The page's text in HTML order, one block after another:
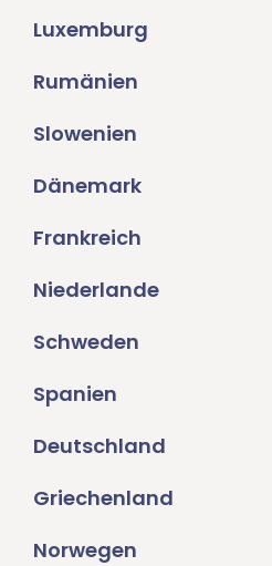
Luxemburg
Rumänien
Slowenien
Dänemark
Frankreich
Niederlande
Schweden
Spanien
Deutschland
Griechenland
Norwegen